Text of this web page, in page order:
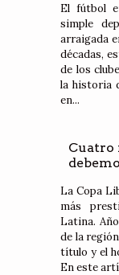
El fútbol
simple
arraigada
décadas,
de los
la historia
en...
Cuatro
La Copa
más
Latina.
de la
título y el
En este